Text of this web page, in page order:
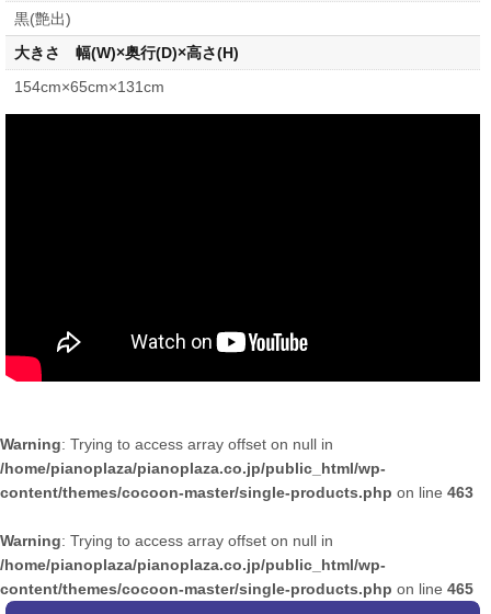
黒(艶出)
大きさ 幅(W)×奥行(D)×高さ(H)
154cm×65cm×131cm
Warning: Trying to access array offset on null in
/home/pianoplaza/pianoplaza.co.jp/public_html/wp-
content/themes/cocoon-master/single-products.php on line 463
Warning: Trying to access array offset on null in
/home/pianoplaza/pianoplaza.co.jp/public_html/wp-
content/themes/cocoon-master/single-products.php on line 465